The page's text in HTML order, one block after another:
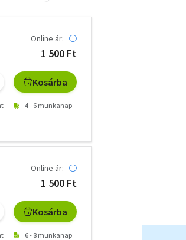
Online ár:
1 500 Ft
Kosárba
4 - 6 munkanap
Online ár:
1 500 Ft
Kosárba
6 - 8 munkanap